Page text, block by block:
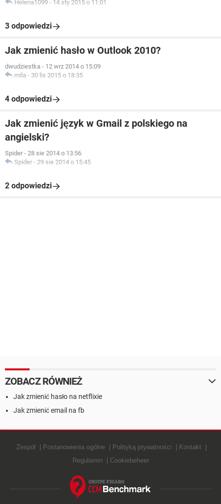
Helena1099 - 14 sty 2015 o 11:01
3 odpowiedzi
Jak zmienić hasło w Outlook 2010?
dwudziestka - 12 wrz 2014 o 15:09
mila - 30 lis 2015 o 18:35
4 odpowiedzi
Jak zmienić język w Gmail z polskiego na
angielski?
Spider - 28 sie 2014 o 13:56
Spider - 29 sie 2014 o 15:45
2 odpowiedzi
ZOBACZ RÓWNIEŻ
Jak zmienić hasło na netflixie
Jak zmienić email na fb
Zespół Postanowienia ogólne Polityką prywatności
Kontakt
Regulamin
Cookiebeheer